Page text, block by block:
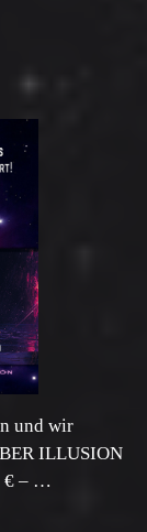
und wir
ILLUSION
€ – …